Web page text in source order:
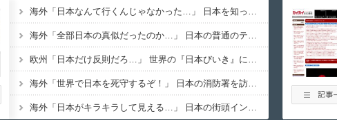
韓国人「今海外で韓国2002W杯ベスト4も怪しいと言われてるよ！性
海外「日本なんて行くんじゃなかった…」 日本を知ってしまったディズニー信者、帰国後『本家』に失望する事態に
海外「全部日本の真似だったのか…」 日本の普通のテレビ番組が最新SNSの数十年先を行っていたと話題に
欧州「日本だけ反則だろ…」 世界の『日本びいき』にヨーロッパ全土から不満の声
海外「世界で日本を死守するぞ！」 日本の消防署を訪れたちびっ子集団が世界をメロメロに
海外「日本がキラキラして見える…」 日本の街頭インタビューに登場した女子高生4人組がエモすぎると話題に